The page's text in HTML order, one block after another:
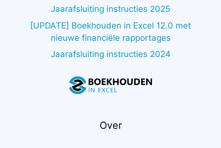
Jaarafsluiting instructies 2025
[UPDATE] Boekhouden in Excel 12.0 met
nieuwe financiële rapportages
Jaarafsluiting instructies 2024
Over